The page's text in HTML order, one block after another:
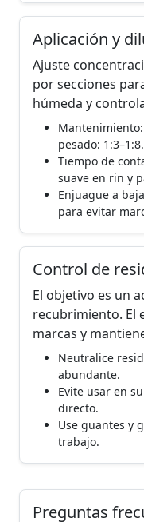
Aplicación y
Ajuste
por secciones
húmeda y
pesado: 1:3–1:8.
Tiempo de
suave en rin y
Enjuague a
para evitar
Control de
El objetivo es un
recubrimiento. El
marcas y
Neutralice
abundante.
Evite usar en
directo.
Use guantes y
trabajo.
Preguntas